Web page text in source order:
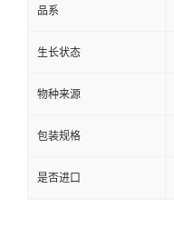
品系
生长状态
物种来源
包装规格
是否进口